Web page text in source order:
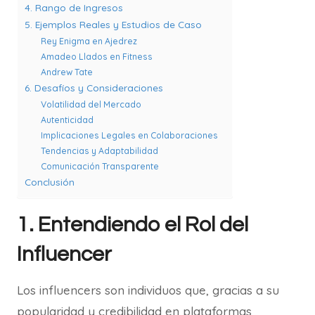
4. Rango de Ingresos
5. Ejemplos Reales y Estudios de Caso
Rey Enigma en Ajedrez
Amadeo Llados en Fitness
Andrew Tate
6. Desafíos y Consideraciones
Volatilidad del Mercado
Autenticidad
Implicaciones Legales en Colaboraciones
Tendencias y Adaptabilidad
Comunicación Transparente
Conclusión
1. Entendiendo el Rol del
Influencer
Los influencers son individuos que, gracias a su
popularidad y credibilidad en plataformas